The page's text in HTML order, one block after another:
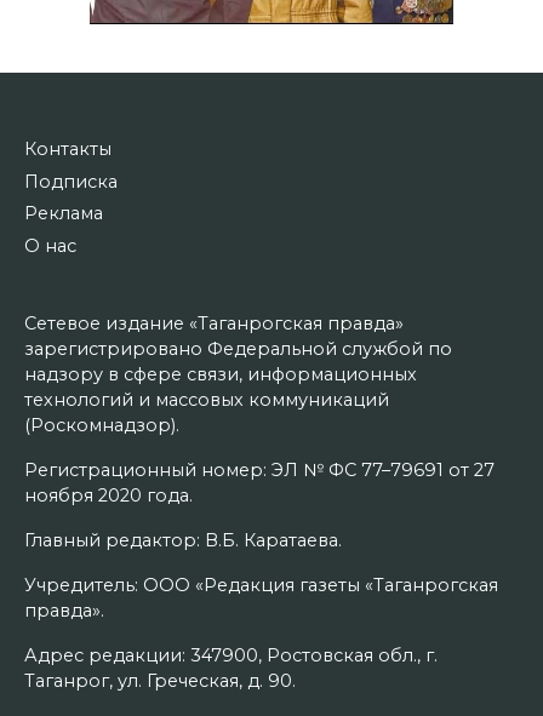
Контакты
Подписка
Реклама
О нас
Сетевое издание «Таганрогская правда»
зарегистрировано Федеральной службой по
надзору в сфере связи, информационных
технологий и массовых коммуникаций
(Роскомнадзор).
Регистрационный номер: ЭЛ № ФС 77–79691 от 27
ноября 2020 года.
Главный редактор: В.Б. Каратаева.
Учредитель: ООО «Редакция газеты «Таганрогская
правда».
Адрес редакции: 347900, Ростовская обл., г.
Таганрог, ул. Греческая, д. 90.